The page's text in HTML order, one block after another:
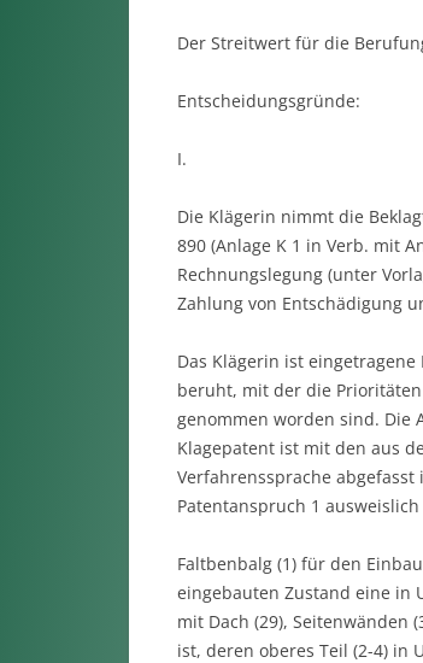
Der Streitwert für die
Entscheidungsgründe:
I.
Die Klägerin nimmt die
890 (Anlage K 1 in Verb. mit
Rechnungslegung (unter
Zahlung von Entschädigung
Das Klägerin ist
beruht, mit der die Prioritäten
genommen worden sind. Die
Klagepatent ist mit den aus
Verfahrenssprache
Patentanspruch 1
Faltbenbalg (1) für den
eingebauten Zustand eine in
mit Dach (29), Seitenwänden
ist, deren oberes Teil (2-4) in